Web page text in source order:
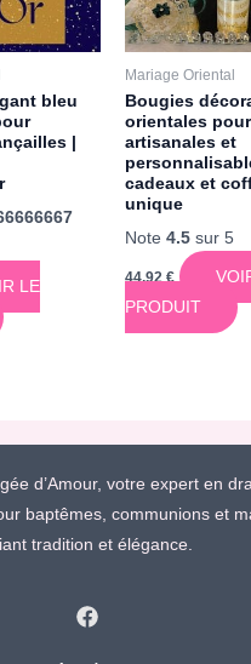
bleu
|
LE
Mariage Oriental
Bougies
orientales
artisanales et
cadeaux et
unique
Note 4.5sur 5
44,92 €
PRODUIT
d’Amour, votre expert en
baptêmes, communions et
tradition et élégance.